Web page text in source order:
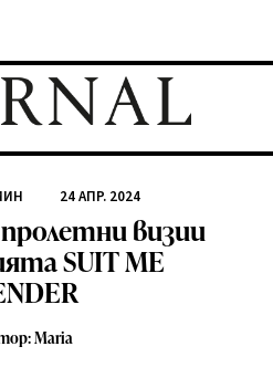
24 АПР. 2024
визии
SUIT ME
Maria